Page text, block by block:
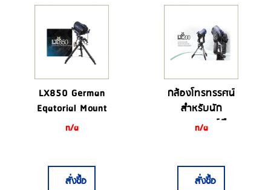
LX850 German
Eqatorial Mount
n/a
สั่งซื้อ
กล้องโทรทรรศน์
สำหรับนัก
ดาราศาสตร์มือ
n/a
สั่งซื้อ